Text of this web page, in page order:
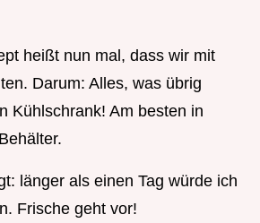
heißt nun mal, dass wir mit
Darum: Alles, was übrig
Kühlschrank! Am besten in
länger als einen Tag würde ich
Frische geht vor!